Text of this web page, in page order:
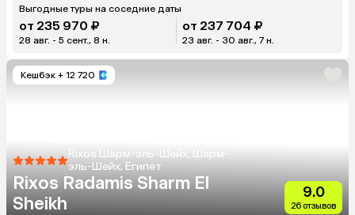
Выгодные туры на соседние даты
от 235 970 ₽
28 авг. - 5 сент., 8 н.
от 237 704 ₽
23 авг. - 30 авг., 7 н.
Кешбэк + 12 720
Rixos Шарм-эль-Шейх, Шарм-
эль-Шейх, Египет
Rixos Radamis Sharm El
Sheikh
9.0
26 отзывов